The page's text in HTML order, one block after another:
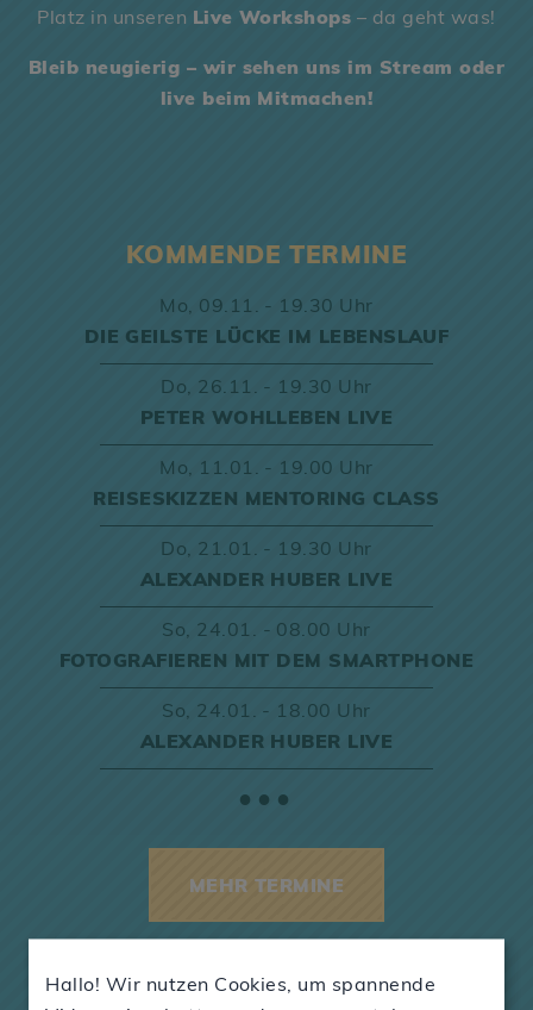
Platz in unseren Live Workshops – da geht was!
Bleib neugierig – wir sehen uns im Stream oder
live beim Mitmachen!
KOMMENDE TERMINE
Mo, 09.11. - 19.30 Uhr
DIE GEILSTE LÜCKE IM LEBENSLAUF
Do, 26.11. - 19.30 Uhr
PETER WOHLLEBEN LIVE
Mo, 11.01. - 19.00 Uhr
REISESKIZZEN MENTORING CLASS
Do, 21.01. - 19.30 Uhr
ALEXANDER HUBER LIVE
So, 24.01. - 08.00 Uhr
FOTOGRAFIEREN MIT DEM SMARTPHONE
So, 24.01. - 18.00 Uhr
ALEXANDER HUBER LIVE
●●●
MEHR TERMINE
Hallo! Wir nutzen Cookies, um spannende